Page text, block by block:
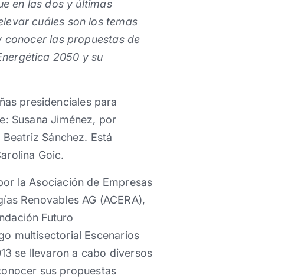
en las dos y últimas
cuáles son los temas
las propuestas de
2050 y su
presidenciales para
Susana Jiménez, por
Sánchez. Está
Goic.
la Asociación de Empresas
Renovables AG (ACERA),
Futuro
multisectorial Escenarios
se llevaron a cabo diversos
sus propuestas